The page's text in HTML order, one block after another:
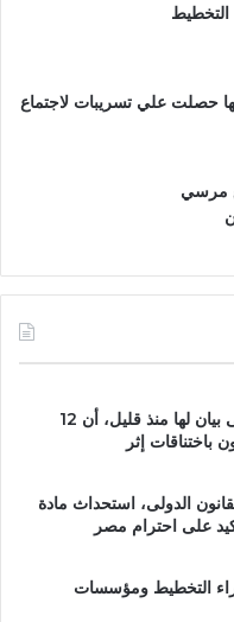
التخطيط
حصلت علي تسريبات لاجتماع
مرسي
أعلنت إمارة منطقة المدينة المنورة، فى بيان لها منذ قليل، أن 12
الدولى، استحداث مادة
التخطيط ومؤسسات